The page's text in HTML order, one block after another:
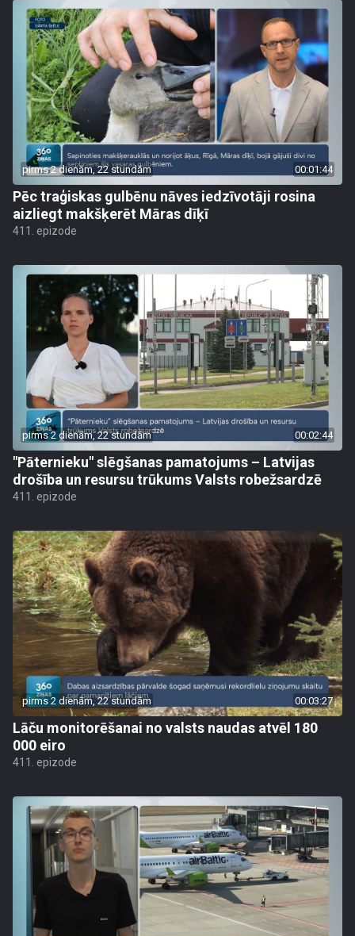
pirms 2 dienām, 22 stundām 00:01:44
Pēc traģiskas gulbēnu nāves iedzīvotāji rosina
aizliegt makšķerēt Māras dīķī
411. epizode
pirms 2 dienām, 22 stundām 00:02:44
"Pāternieku" slēgšanas pamatojums – Latvijas
drošība un resursu trūkums Valsts robežsardzē
411. epizode
pirms 2 dienām, 22 stundām 00:03:27
Lāču monitorēšanai no valsts naudas atvēl 180
000 eiro
411. epizode